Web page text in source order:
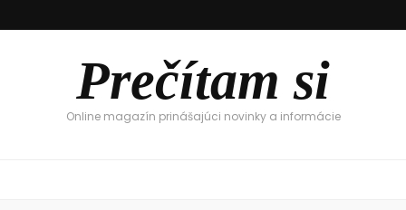
Prečítam si
Online magazín prinášajúci novinky a informácie